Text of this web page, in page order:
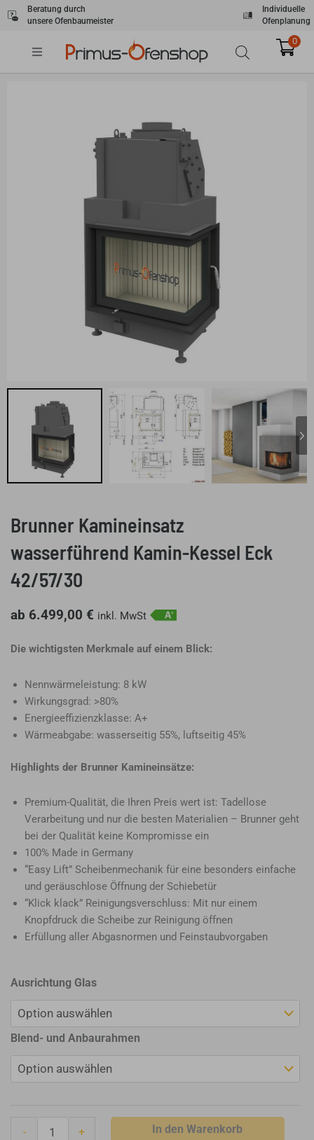
Zum
Inhalt
Beratung durch
unsere Ofenbaumeister
Individuelle
Ofenplanung
0
Brunner Kamineinsatz
wasserführend Kamin-Kessel Eck
42/57/30
ab 6.499,00 € inkl. MwSt
Die wichtigsten Merkmale auf einem Blick:
Nennwärmeleistung: 8 kW
Wirkungsgrad: >80%
Energieeffizienzklasse: A+
Wärmeabgabe: wasserseitig 55%, luftseitig 45%
Highlights der Brunner Kamineinsätze:
Premium-Qualität, die Ihren Preis wert ist: Tadellose
Verarbeitung und nur die besten Materialien – Brunner geht
bei der Qualität keine Kompromisse ein
100% Made in Germany
“Easy Lift” Scheibenmechanik für eine besonders einfache
und geräuschlose Öffnung der Schiebetür
“Klick klack” Reinigungsverschluss: Mit nur einem
Knopfdruck die Scheibe zur Reinigung öffnen
Erfüllung aller Abgasnormen und Feinstaubvorgaben
Ausrichtung Glas
Blend- und Anbaurahmen
-
Brunner
wasserführend
Kamin-
Kessel
Eck
42/57/30
+ In den Warenkorb